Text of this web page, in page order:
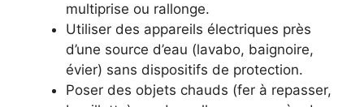
multiprise ou rallonge.
Utiliser des appareils électriques près
d’une source d’eau (lavabo, baignoire,
évier) sans dispositifs de protection.
Poser des objets chauds (fer à repasser,